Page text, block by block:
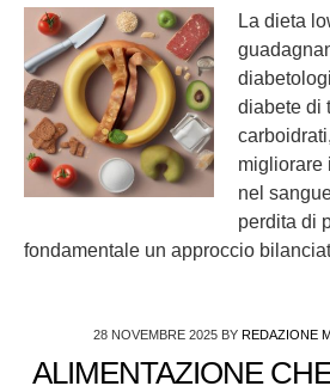
La dieta
diabete di
migliorare
nel
perdita di
fondamentale un approccio
28 NOVEMBRE 2025 BY REDAZIONE
ALIMENTAZIONE